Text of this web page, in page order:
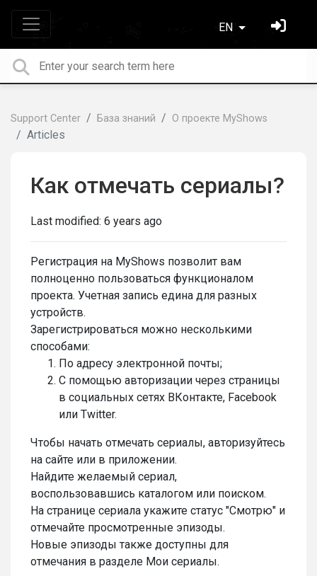
EN
Support Center База знаний О проекте MyShows
Articles
Как отмечать сериалы?
Last modified: 6 years ago
Регистрация на MyShows позволит вам
полноценно пользоваться функционалом
проекта. Учетная запись едина для разных
устройств.
Зарегистрироваться можно несколькими
способами:
По адресу электронной почты;
С помощью авторизации через страницы
в социальных сетях ВКонтакте, Facebook
или Twitter.
Чтобы начать отмечать сериалы, авторизуйтесь
на сайте или в приложении.
Найдите желаемый сериал,
воспользовавшись каталогом или поиском.
На странице сериала укажите статус "Смотрю" и
отмечайте просмотренные эпизоды.
Новые эпизоды также доступны для
отмечания в разделе Мои сериалы.